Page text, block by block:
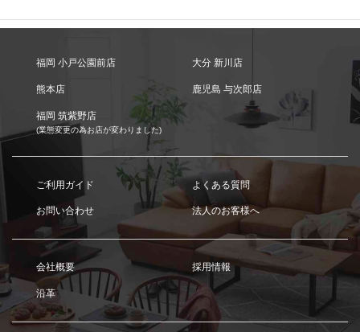
福岡 小戸公園前店 大分 新川店
熊本店 鹿児島 与次郎店
福岡 筑紫野店
(業態変更の為お店が変わりました)
ご利用ガイド よくある質問
お問い合わせ 法人のお客様へ
会社概要 採用情報
沿革